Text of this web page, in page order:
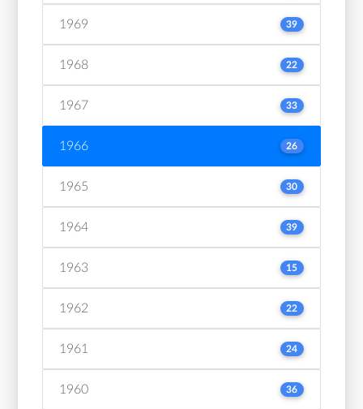
1969 39
1968 22
1967 33
1966 26
1965 30
1964 39
1963 15
1962 22
1961 24
1960 36